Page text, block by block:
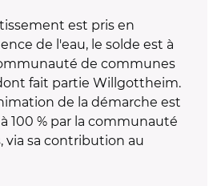
est pris en
de l'eau, le solde est à
de communes
fait partie Willgottheim.
de la démarche est
100 % par la communauté
via sa contribution au